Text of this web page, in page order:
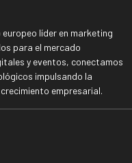
europeo líder en marketing
para el mercado
y eventos, conectamos
impulsando la
empresarial.